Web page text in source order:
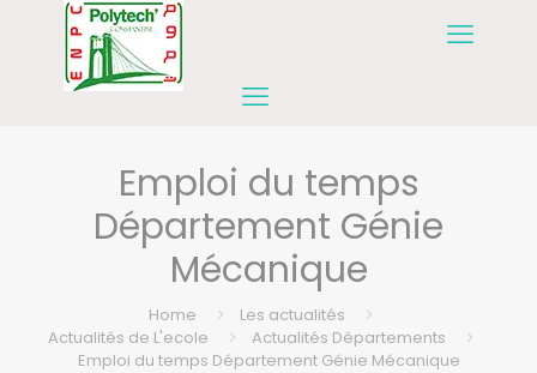
Emploi du temps
Département Génie
Mécanique
Home
Les actualités
Actualités de L'ecole
Actualités Départements
Emploi du temps Département Génie Mécanique